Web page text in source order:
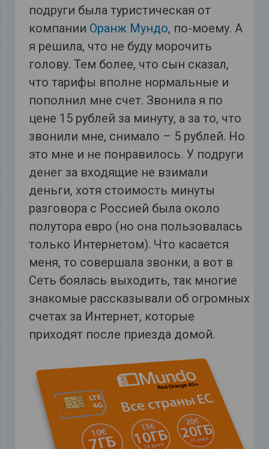
подруги была туристическая от
компании Оранж Мундо, по-моему. А
я решила, что не буду морочить
голову. Тем более, что сын сказал,
что тарифы вполне нормальные и
пополнил мне счет. Звонила я по
цене 15 рублей за минуту, а за то, что
звонили мне, снимало – 5 рублей. Но
это мне и не понравилось. У подруги
денег за входящие не взимали
деньги, хотя стоимость минуты
разговора с Россией была около
полутора евро (но она пользовалась
только Интернетом). Что касается
меня, то совершала звонки, а вот в
Сеть боялась выходить, так многие
знакомые рассказывали об огромных
счетах за Интернет, которые
приходят после приезда домой.